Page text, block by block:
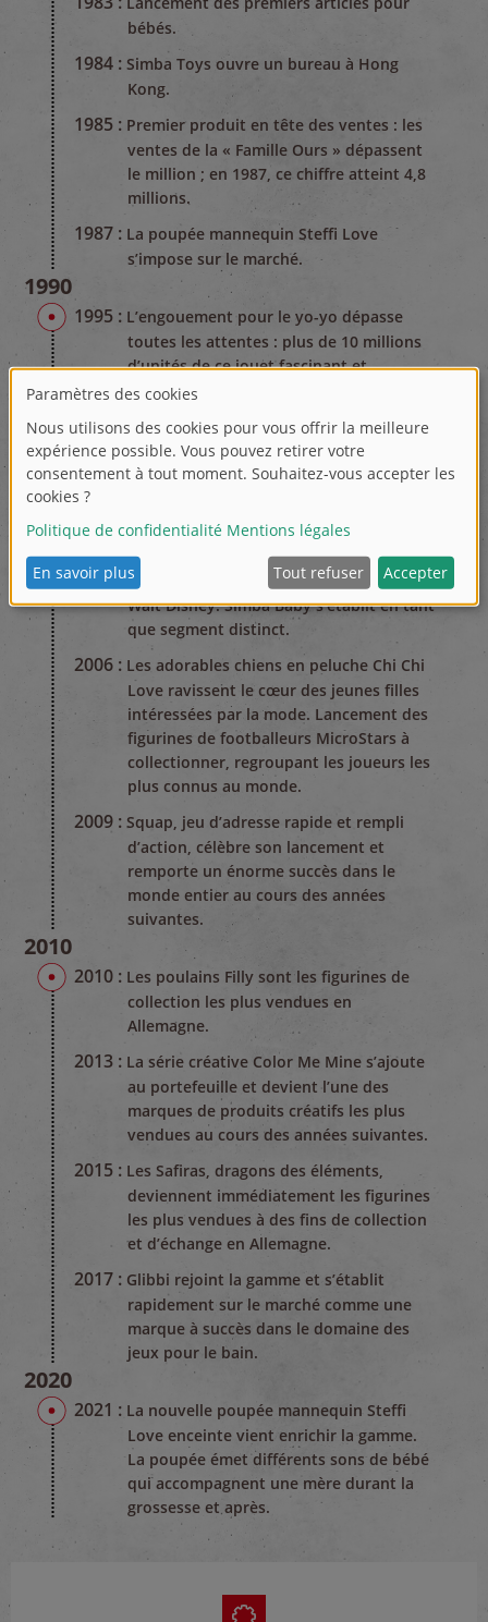
bébés.
1984 : Simba Toys ouvre un bureau à Hong
Kong.
1985 : Premier produit en tête des ventes : les
ventes de la « Famille Ours » dépassent
le million ; en 1987, ce chiffre atteint 4,8
millions.
1987 : La poupée mannequin Steffi Love
s’impose sur le marché.
1990
1995 : L’engouement pour le yo-yo dépasse
toutes les attentes : plus de 10 millions
d’unités de ce jouet fascinant et
stimulant sont vendues.
1996 : Evi Love, la petite sœur de Steffi Love,
vient compléter la gamme.
2000
2001 :
européenne exclusive pour la fabrication
et la commercialisation des poupées
mannequins « Princesses Disney » de
Walt Disney. Simba Baby s’établit en tant
que segment distinct.
2006 : Les adorables chiens en peluche Chi Chi
Love ravissent le cœur des jeunes filles
intéressées par la mode. Lancement des
figurines de footballeurs MicroStars à
collectionner, regroupant les joueurs les
plus connus au monde.
2009 : Squap, jeu d’adresse rapide et rempli
d’action, célèbre son lancement et
remporte un énorme succès dans le
monde entier au cours des années
suivantes.
2010
2010 : Les poulains Filly sont les figurines de
collection les plus vendues en
Allemagne.
2013 : La série créative Color Me Mine s’ajoute
au portefeuille et devient l’une des
marques de produits créatifs les plus
vendues au cours des années suivantes.
2015 : Les Safiras, dragons des éléments,
deviennent immédiatement les figurines
les plus vendues à des fins de collection
et d’échange en Allemagne.
2017 : Glibbi rejoint la gamme et s’établit
rapidement sur le marché comme une
marque à succès dans le domaine des
jeux pour le bain.
2020
2021 : La nouvelle poupée mannequin Steffi
Love enceinte vient enrichir la gamme.
La poupée émet différents sons de bébé
qui accompagnent une mère durant la
grossesse et après.